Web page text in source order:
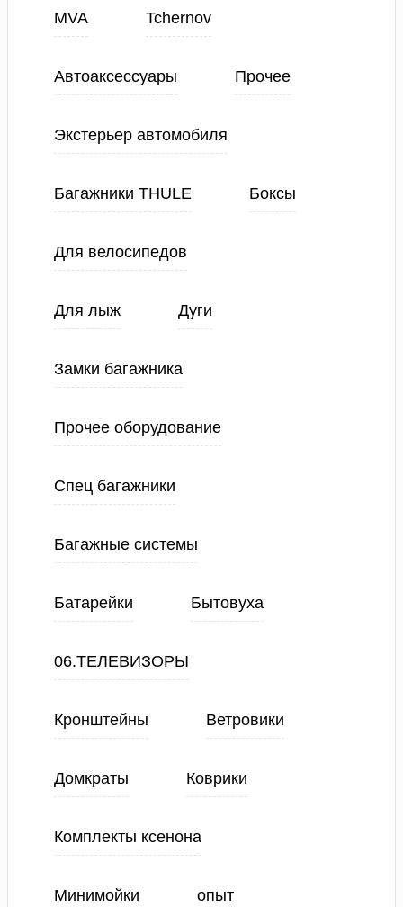
MVA Tchernov
Автоаксессуары Прочее
Экстерьер автомобиля
Багажники THULE Боксы
Для велосипедов
Для лыж Дуги
Замки багажника
Прочее оборудование
Спец багажники
Багажные системы
Батарейки Бытовуха
06.ТЕЛЕВИЗОРЫ
Кронштейны Ветровики
Домкраты Коврики
Комплекты ксенона
Минимойки опыт